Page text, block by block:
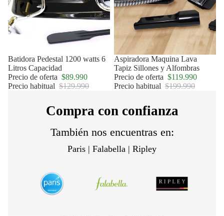
Oferta
Batidora Pedestal 1200 watts 6
Litros Capacidad
Precio de oferta $89.990
Precio habitual $129.990
Oferta
Aspiradora Maquina Lava
Tapiz Sillones y Alfombras
Precio de oferta $119.990
Precio habitual $199.990
Compra con confianza
También nos encuentras en:
Paris | Falabella | Ripley
Política de reembolso
Términos del servicio